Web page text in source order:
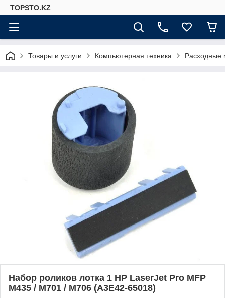
TOPSTO.KZ
Товары и услуги Компьютерная техника Расходные
Набор роликов лотка 1 HP LaserJet Pro MFP
M435 / M701 / M706 (A3E42-65018)